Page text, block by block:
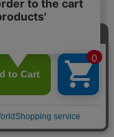
ンダル